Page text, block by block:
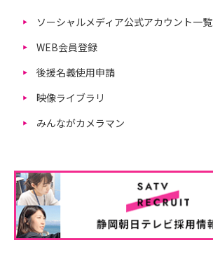
ソーシャルメディア公式アカウント一覧
WEB会員登録
後援名義使用申請
映像ライブラリ
みんながカメラマン